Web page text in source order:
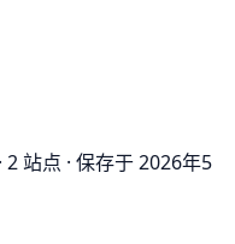
· 2 站点 · 保存于 2026年5